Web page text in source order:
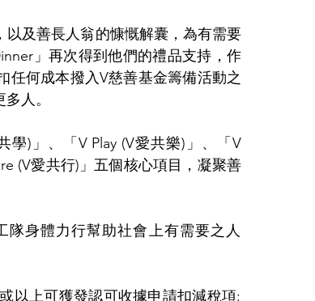
及善長人翁的慷慨解囊，為有需要
」再次得到他們的禮品支持，作
任何成本撥入V慈善基金籌備活動之
人。
學)」、「V Play (V愛共樂)」、「V
(V愛共行)」五個核心項目，凝聚善
隊身體力行幫助社會上有需要之人
以上可獲發認可收據申請扣減稅項: